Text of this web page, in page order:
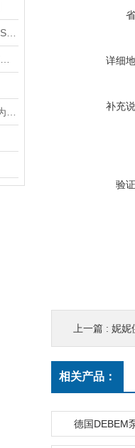
详细
补充
验
上一篇 : 妮妮
相关产品：
德国DEBEM